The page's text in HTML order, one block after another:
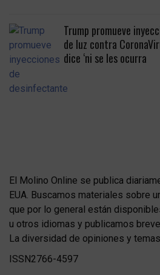
Trump promueve
de luz contra
dice ‘ni se les ocurra
El Molino Online se publica
EUA. Buscamos materiales sobre
que por lo general están
u otros idiomas y publicamos
La diversidad de opiniones y
ISSN2766-4597